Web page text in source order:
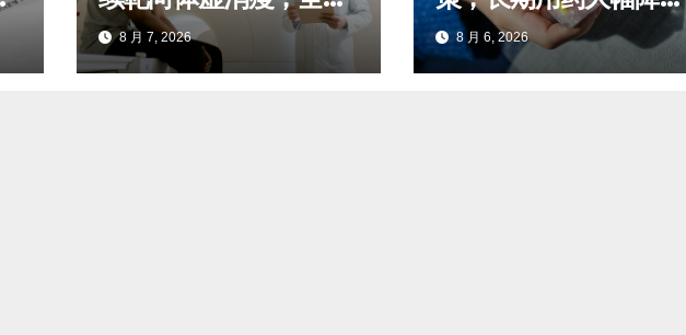
服药稳固生存质量延缓
进展
8 月 7, 2026
自付开支
8 月 6, 2026